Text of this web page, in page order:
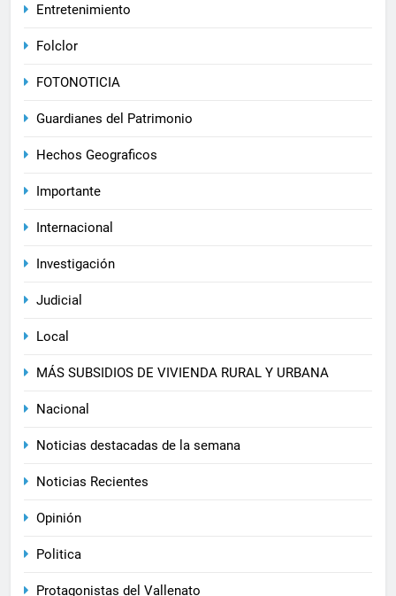
Entretenimiento
Folclor
FOTONOTICIA
Guardianes del Patrimonio
Hechos Geograficos
Importante
Internacional
Investigación
Judicial
Local
MÁS SUBSIDIOS DE VIVIENDA RURAL Y URBANA
Nacional
Noticias destacadas de la semana
Noticias Recientes
Opinión
Politica
Protagonistas del Vallenato